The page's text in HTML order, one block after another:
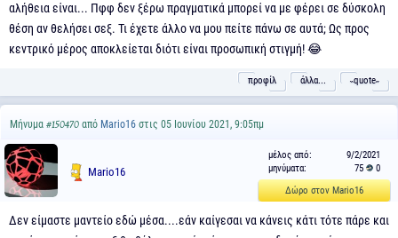
αλήθεια είναι... Πφφ δεν ξέρω πραγματικά μπορεί να με φέρει σε δύσκολη
θέση αν θελήσει σεξ. Τι έχετε άλλο να μου πείτε πάνω σε αυτά; Ως προς
κεντρικό μέρος αποκλείεται διότι είναι προσωπική στιγμή! 😂
προφίλ άλλα... ˵quote˶
Μήνυμα #150470 από Mario16 στις 05 Ιουνίου 2021, 9:05πμ
Mario16
μέλος από:
9/2/2021
μηνύματα:
75
0
Δώρο στον Mario16
Δεν είμαστε μαντείο εδώ μέσα....εάν καίγεσαι να κάνεις κάτι τότε πάρε και